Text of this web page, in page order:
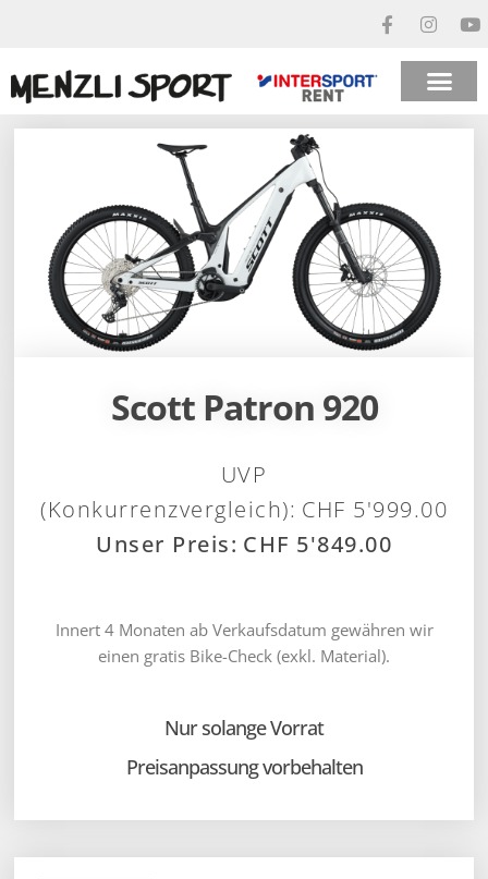
Scott Patron 920
CHF 5'999.00
CHF 5'849.00
Innert 4 Monaten ab Verkaufsdatum gewähren wir
einen gratis Bike-Check (exkl. Material).
Nur solange Vorrat
Preisanpassung vorbehalten